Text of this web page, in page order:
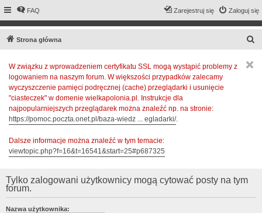
FAQ Zaloguj się
Zarejestruj się
Strona główna
W związku z wprowadzeniem certyfikatu SSL mogą wystąpić problemy z
logowaniem na naszym forum. W większości przypadków zalecamy
wyczyszczenie pamięci podręcznej (cache) przeglądarki i usunięcie
"ciasteczek" w domenie wielkapolonia.pl. Instrukcje dla
najpopularniejszych przeglądarek można znaleźć np. na stronie:
https://pomoc.poczta.onet.pl/baza-wiedz ... egladarki/.
Dalsze informacje można znaleźć w tym temacie:
viewtopic.php?f=16&t=16541&start=25#p687325
Tylko zalogowani użytkownicy mogą cytować posty na tym
forum.
Nazwa użytkownika: